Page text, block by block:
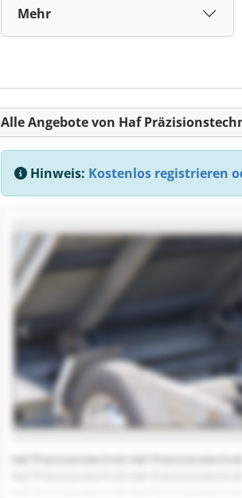
Mehr
Alle Angebote von Haf
Hinweis: Kostenlos registrieren
Haf Präzisionstechnik Haf